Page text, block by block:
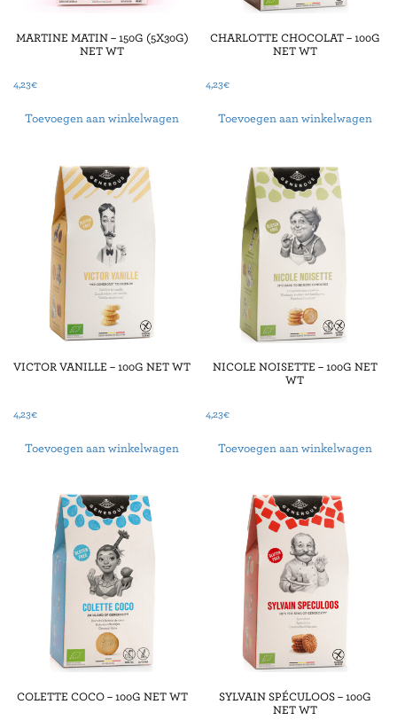
MARTINE MATIN – 150G (5X30G)
NET WT
4,23€
Toevoegen aan winkelwagen
CHARLOTTE CHOCOLAT – 100G
NET WT
4,23€
Toevoegen aan winkelwagen
VICTOR VANILLE – 100G NET WT
4,23€
Toevoegen aan winkelwagen
NICOLE NOISETTE – 100G NET
WT
4,23€
Toevoegen aan winkelwagen
COLETTE COCO – 100G NET WT
SYLVAIN SPÉCULOOS – 100G
NET WT